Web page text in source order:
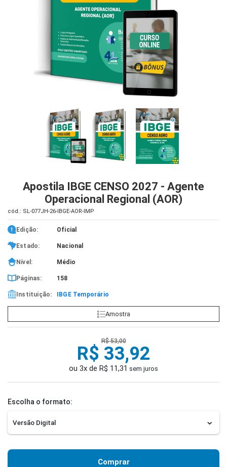
Apostila IBGE CENSO 2027 - Agente
Operacional Regional (AOR)
cód.: SL-077JH-26-IBGE-AOR-IMP
Edição: Oficial
Estado: Nacional
Nível: Médio
Páginas: 158
Instituição: IBGE Temporário
Amostra
R$ 53,00
R$ 33,92
ou 3x de R$ 11,31 sem juros
Escolha o formato:
Comprar